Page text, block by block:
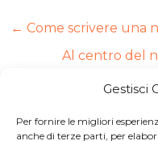
Gestisci
Per fornire le migliori
anche di terze parti, per
← Come scrivere una
Al centro del